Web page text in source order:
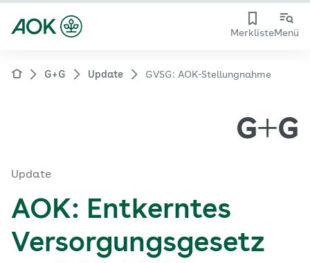
MerklisteMenü
G+G Update GVSG: AOK-Stellungnahme
Update
AOK: Entkerntes
Versorgungsgesetz